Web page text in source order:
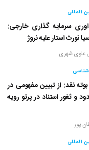
المللی
سرمایه گذاری خارجی:
نورث استار علیه نروژ
علوی شهری
نقد: از تبیین مفهومی در
و ثغور استناد در پرتو رویه
پور
المللی